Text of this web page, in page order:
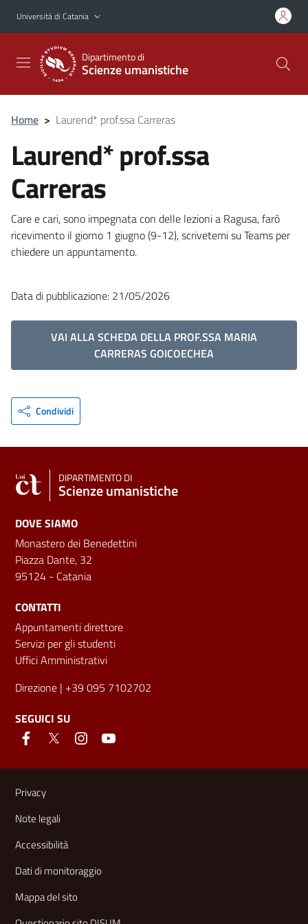
Vai al contenuto principale
Vai al menu di navigazione
Università di Catania
Dipartimento di
Scienze umanistiche
Home > Laurend* prof.ssa Carreras
Laurend* prof.ssa
Carreras
Care e cari, sono impegnata con delle lezioni a Ragusa, farò
ricevimento il giorno 1 giugno (9-12), scrivetemi su Teams per
chiedere un appuntamento.
Data di pubblicazione: 21/05/2026
VAI ALLA SCHEDA DELLA PROF.SSA MARIA
CARRERAS GOICOECHEA
Condividi
DIPARTIMENTO DI
Scienze umanistiche
DOVE SIAMO
Monastero dei Benedettini
Piazza Dante, 32
95124 - Catania
CONTATTI
Appuntamenti direttore
Servizi per gli studenti
Uffici Amministrativi
Direzione | +39 095 7102702
SEGUICI SU
Link e informazioni utili
Privacy
Note legali
Accessibilità
Dati di monitoraggio
Mappa del sito